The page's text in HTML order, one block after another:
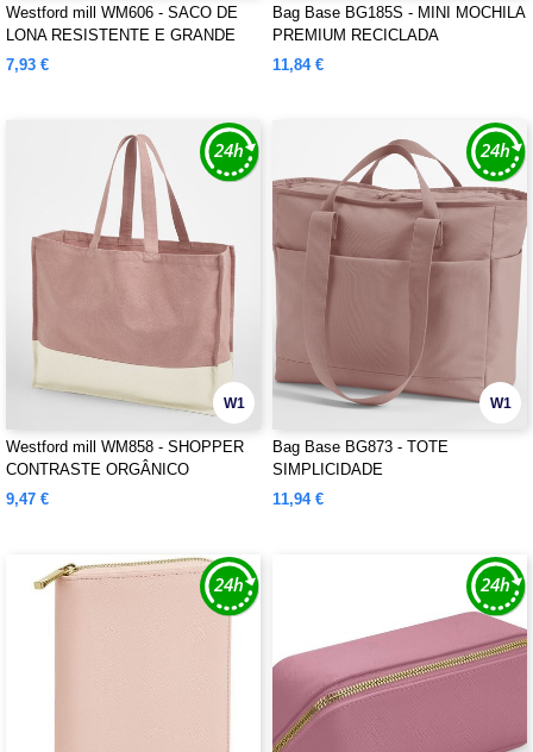
Westford mill WM606 - SACO DE
LONA RESISTENTE E GRANDE
7,93 €
Bag Base BG185S - MINI MOCHILA
PREMIUM RECICLADA
11,84 €
W1
Westford mill WM858 - SHOPPER
CONTRASTE ORGÂNICO
EARTHAWARE®
9,47 €
W1
Bag Base BG873 - TOTE
SIMPLICIDADE
11,94 €